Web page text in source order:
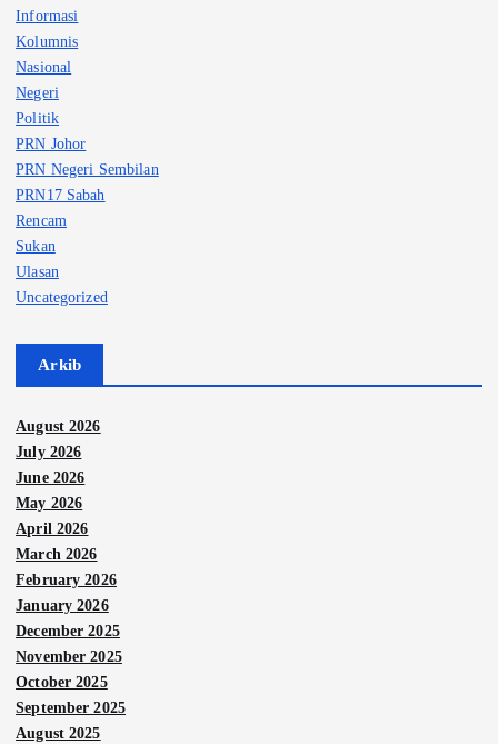
Informasi
Kolumnis
Nasional
Negeri
Politik
PRN Johor
PRN Negeri Sembilan
PRN17 Sabah
Rencam
Sukan
Ulasan
Uncategorized
Arkib
August 2026
July 2026
June 2026
May 2026
April 2026
March 2026
February 2026
January 2026
December 2025
November 2025
October 2025
September 2025
August 2025